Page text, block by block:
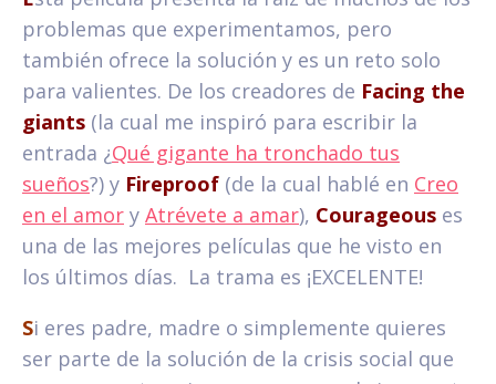
problemas que experimentamos, pero
también ofrece la solución y es un reto solo
para valientes. De los creadores de Facing the
giants (la cual me inspiró para escribir la
entrada ¿Qué gigante ha tronchado tus
sueños?) y Fireproof (de la cual hablé en Creo
en el amor y Atrévete a amar), Courageous es
una de las mejores películas que he visto en
los últimos días. La trama es ¡EXCELENTE!
Si eres padre, madre o simplemente quieres
ser parte de la solución de la crisis social que